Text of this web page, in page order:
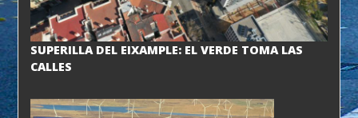
SUPERILLA DEL EIXAMPLE: EL VERDE TOMA LAS
CALLES